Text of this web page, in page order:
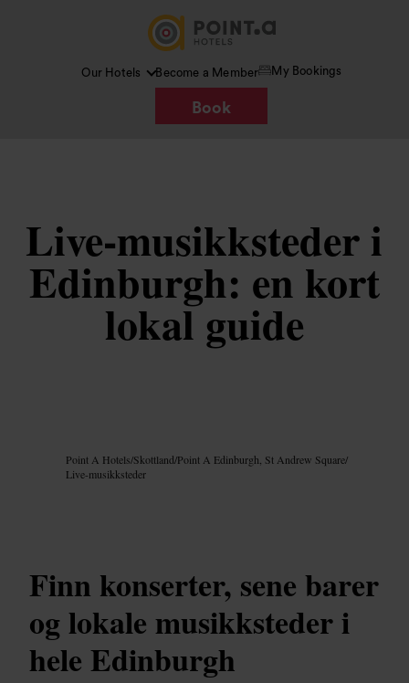
Our Hotels Become a Member My Bookings
Book
Live-musikksteder i
Edinburgh: en kort
lokal guide
Point A Hotels/Skottland/Point A Edinburgh, St Andrew Square/
Live-musikksteder
Finn konserter, sene barer
og lokale musikksteder i
hele Edinburgh